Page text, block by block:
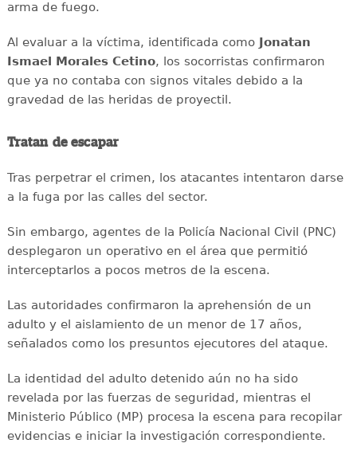
arma de fuego.
Al evaluar a la víctima, identificada como Jonatan
Ismael Morales Cetino, los socorristas confirmaron
que ya no contaba con signos vitales debido a la
gravedad de las heridas de proyectil.
Tratan de escapar
Tras perpetrar el crimen, los atacantes intentaron darse
a la fuga por las calles del sector.
Sin embargo, agentes de la Policía Nacional Civil (PNC)
desplegaron un operativo en el área que permitió
interceptarlos a pocos metros de la escena.
Las autoridades confirmaron la aprehensión de un
adulto y el aislamiento de un menor de 17 años,
señalados como los presuntos ejecutores del ataque.
La identidad del adulto detenido aún no ha sido
revelada por las fuerzas de seguridad, mientras el
Ministerio Público (MP) procesa la escena para recopilar
evidencias e iniciar la investigación correspondiente.